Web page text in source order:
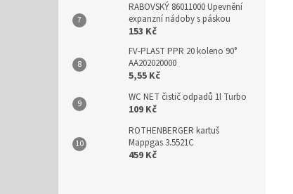
RABOVSKÝ 86011000 Upevnění
expanzní nádoby s páskou
153 Kč
FV-PLAST PPR 20 koleno 90°
AA202020000
5,55 Kč
WC NET čistič odpadů 1l Turbo
109 Kč
ROTHENBERGER kartuš
Mappgas 3.5521C
459 Kč